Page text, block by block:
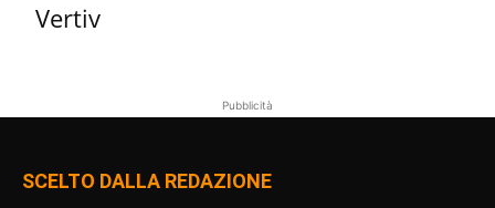
Vertiv
Pubblicità
SCELTO DALLA REDAZIONE